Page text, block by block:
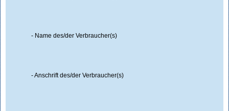
- Name des/der Verbraucher(s)
- Anschrift des/der Verbraucher(s)